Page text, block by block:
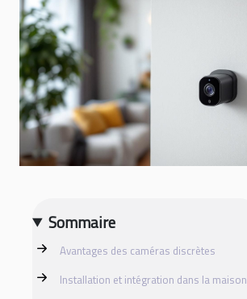
Sommaire
Avantages des caméras discrètes
Installation et intégration dans la maison